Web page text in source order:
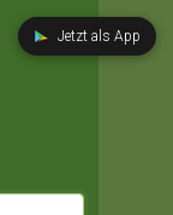
Jetzt als App